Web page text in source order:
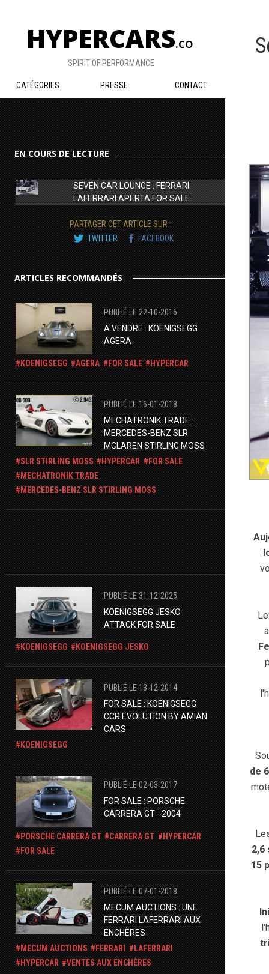
HYPERCARS.CO
SPIRIT OF PERFORMANCE
CATÉGORIES PRESSE CONTACT
EN COURS DE LECTURE
SEVEN CAR LOUNGE : FERRARI
LAFERRARI APERTA FOR SALE
PARTAGER CET ARTICLE SUR :
TWITTER
FACEBOOK
ARTICLES RECOMMANDÉS
PUBLIÉ LE 22-10-2016
A VENDRE : KOENIGSEGG
AGERA
KOENIGSEGG AGERA FOR SALE HYPERCAR
PUBLIÉ LE 16-01-2018
MECHATRONIK TRADE :
MERCEDES-BENZ SLR
MCLAREN STIRLING MOSS
SLR STIRLING MOSS
HYPERCAR
FOR SALE
MECHATRONIK TRADE
​MERCEDES-BENZ SLR STIRLING MOSS
PUBLIÉ LE 31-12-2025
KOENIGSEGG JESKO
ATTACK FOR SALE
KOENIGSEGG KOENIGSEGG JESKO
PUBLIÉ LE 13-12-2014
FOR SALE : KOENIGSEGG
CCR EVOLUTION BY AMIAN
CARS
KOENIGSEGG
PUBLIÉ LE 02-03-2017
FOR SALE : PORSCHE
CARRERA GT - 2004
PORSCHE CARRERA GT CARRERA GT
HYPERCAR
FOR SALE
PUBLIÉ LE 07-01-2018
MECUM AUCTIONS : UNE
FERRARI LAFERRARI AUX
ENCHÈRES
MECUM AUCTIONS
FERRARI
LAFERRARI
HYPERCAR
VENTES AUX ENCHÈRES
de
2,6
15